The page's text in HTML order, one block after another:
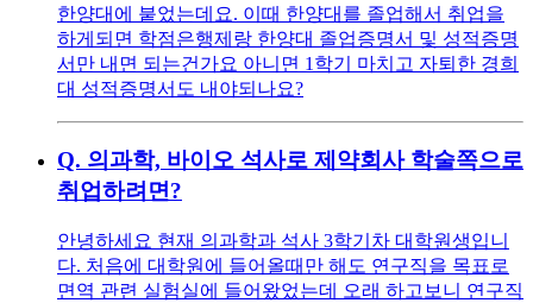
한양대에 붙었는데요. 이때 한양대를 졸업해서 취업을
하게되면 학점은행제랑 한양대 졸업증명서 및 성적증명
서만 내면 되는건가요 아니면 1학기 마치고 자퇴한 경희
대 성적증명서도 내야되나요?
Q. 의과학, 바이오 석사로 제약회사 학술쪽으로
취업하려면?
안녕하세요 현재 의과학과 석사 3학기차 대학원생입니
다. 처음에 대학원에 들어올때만 해도 연구직을 목표로
면역 관련 실험실에 들어왔었는데 오래 하고보니 연구직